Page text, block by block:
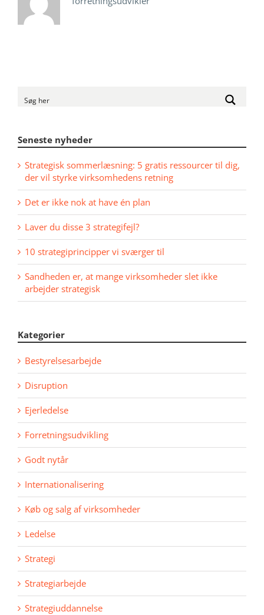
Seneste nyheder
Strategisk sommerlæsning: 5 gratis ressourcer til dig,
der vil styrke virksomhedens retning
Det er ikke nok at have én plan
Laver du disse 3 strategifejl?
10 strategiprincipper vi sværger til
Sandheden er, at mange virksomheder slet ikke
arbejder strategisk
Kategorier
Bestyrelsesarbejde
Disruption
Ejerledelse
Forretningsudvikling
Godt nytår
Internationalisering
Køb og salg af virksomheder
Ledelse
Strategi
Strategiarbejde
Strategiuddannelse